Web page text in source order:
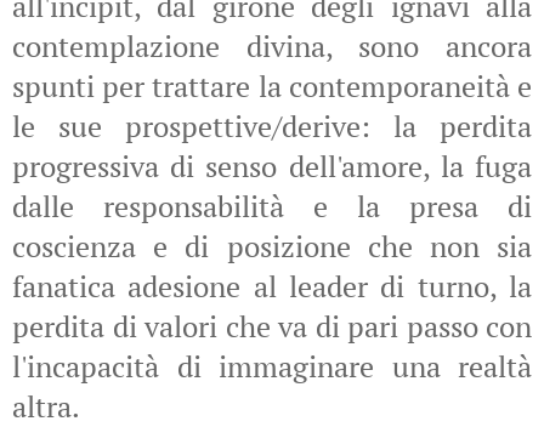
contemplazione divina, sono ancora
spunti per trattare la contemporaneità e
le sue prospettive/derive: la perdita
progressiva di senso dell'amore, la fuga
dalle responsabilità e la presa di
coscienza e di posizione che non sia
fanatica adesione al leader di turno, la
perdita di valori che va di pari passo con
l'incapacità di immaginare una realtà
altra.